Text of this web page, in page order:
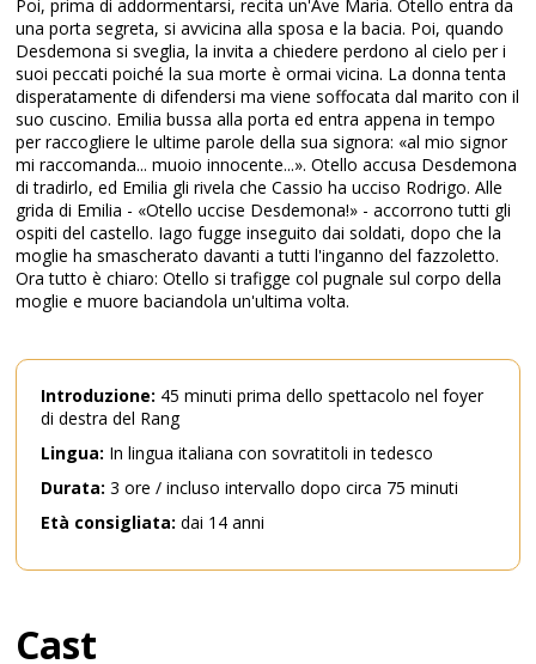
Poi, prima di addormentarsi, recita un'Ave Maria. Otello entra da
una porta segreta, si avvicina alla sposa e la bacia. Poi, quando
Desdemona si sveglia, la invita a chiedere perdono al cielo per i
suoi peccati poiché la sua morte è ormai vicina. La donna tenta
disperatamente di difendersi ma viene soffocata dal marito con il
suo cuscino. Emilia bussa alla porta ed entra appena in tempo
per raccogliere le ultime parole della sua signora: «al mio signor
mi raccomanda... muoio innocente...». Otello accusa Desdemona
di tradirlo, ed Emilia gli rivela che Cassio ha ucciso Rodrigo. Alle
grida di Emilia - «Otello uccise Desdemona!» - accorrono tutti gli
ospiti del castello. Iago fugge inseguito dai soldati, dopo che la
moglie ha smascherato davanti a tutti l'inganno del fazzoletto.
Ora tutto è chiaro: Otello si trafigge col pugnale sul corpo della
moglie e muore baciandola un'ultima volta.
Introduzione: 45 minuti prima dello spettacolo nel foyer
di destra del Rang
Lingua: In lingua italiana con sovratitoli in tedesco
Durata:3 ore / incluso intervallo dopo circa 75 minuti
Età consigliata: dai 14 anni
Cast